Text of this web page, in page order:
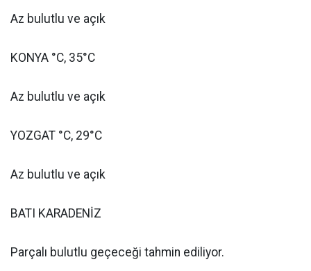
Az bulutlu ve açık
KONYA °C, 35°C
Az bulutlu ve açık
YOZGAT °C, 29°C
Az bulutlu ve açık
BATI KARADENİZ
Parçalı bulutlu geçeceği tahmin ediliyor.